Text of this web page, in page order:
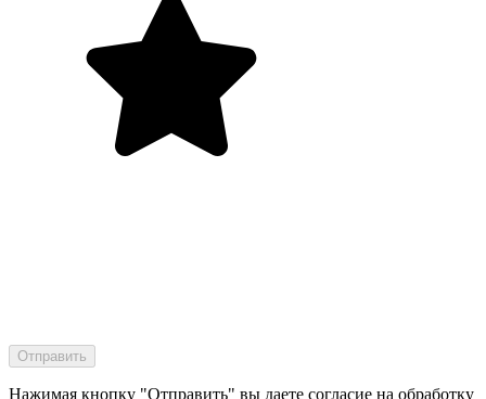
Нажимая кнопку "Отправить" вы даете согласие на обработку